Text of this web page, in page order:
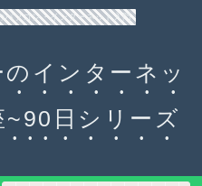
ソコン・インターネット入門
インターネッ
~90日シリーズ